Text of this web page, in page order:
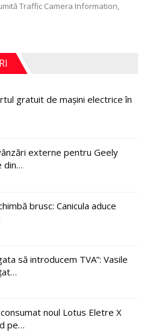
Traffic Camera Information,
gratuit de mașini electrice în
externe pentru Geely
din…
brusc: Canicula aduce
să introducem TVA”: Vasile
noul Lotus Eletre X
pe…